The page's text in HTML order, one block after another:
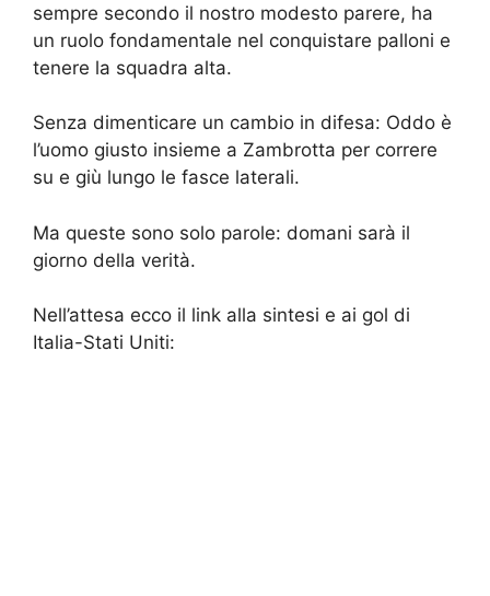
sempre secondo il nostro modesto parere, ha
un ruolo fondamentale nel conquistare palloni e
tenere la squadra alta.
Senza dimenticare un cambio in difesa: Oddo è
l’uomo giusto insieme a Zambrotta per correre
su e giù lungo le fasce laterali.
Ma queste sono solo parole: domani sarà il
giorno della verità.
Nell’attesa ecco il link alla sintesi e ai gol di
Italia-Stati Uniti: